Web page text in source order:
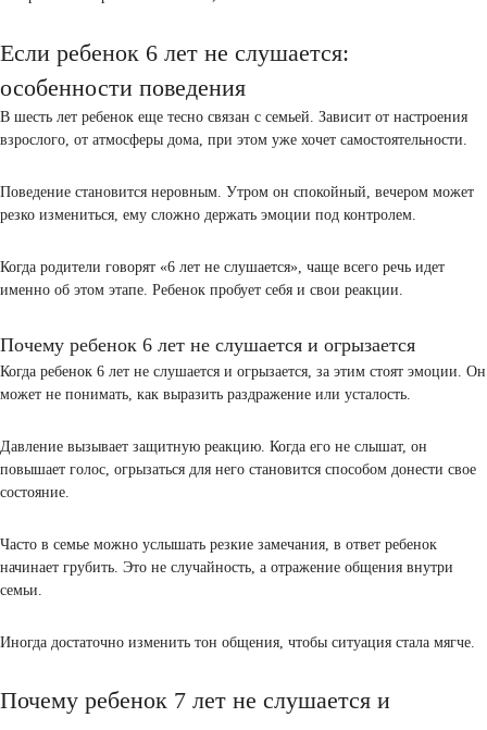
происходит то же самое.
Проверка границ
В этом возрасте ребенок постоянно проверяет правила. Сегодня
проверять снова и снова, ему важно понять, где есть четкость.
на простой вопрос: «Что можно, а что нельзя?».
Если ребенок 6 лет не слушается:
особенности поведения
В шесть лет ребенок еще тесно связан с семьей. Зависит от
Поведение становится неровным. Утром он спокойный, вечером
резко измениться, ему сложно держать эмоции под контролем.
Когда родители говорят «6 лет не слушается», чаще всего речь